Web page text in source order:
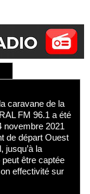
caravane de la
FM 96.1 a été
novembre 2021
de départ Ouest
jusqu’à la
peut être captée
effectivité sur